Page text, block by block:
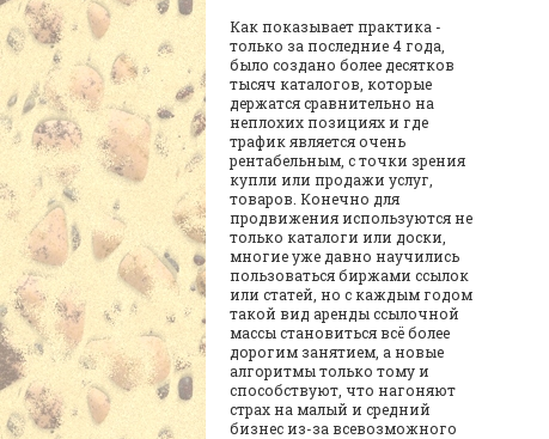
Как показывает практика -
только за последние 4 года,
было создано более десятков
тысяч каталогов, которые
держатся сравнительно на
неплохих позициях и где
трафик является очень
рентабельным, с точки зрения
купли или продажи услуг,
товаров. Конечно для
продвижения используются не
только каталоги или доски,
многие уже давно научились
пользоваться биржами ссылок
или статей, но с каждым годом
такой вид аренды ссылочной
массы становиться всё более
дорогим занятием, а новые
алгоритмы только тому и
способствуют, что нагоняют
страх на малый и средний
бизнес из-за всевозможного